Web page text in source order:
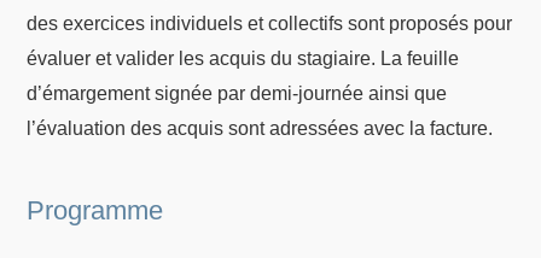
des exercices individuels et collectifs sont proposés pour
évaluer et valider les acquis du stagiaire. La feuille
d’émargement signée par demi-journée ainsi que
l’évaluation des acquis sont adressées avec la facture.
Programme